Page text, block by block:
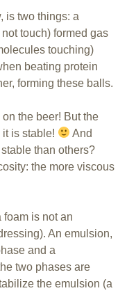
, is two things: a
touch) formed gas
touching)
beating protein
forming these balls.
on the beer! But the
it is stable!
And
than others?
: the more viscous
foam is not an
). An emulsion,
and a
two phases are
the emulsion (a